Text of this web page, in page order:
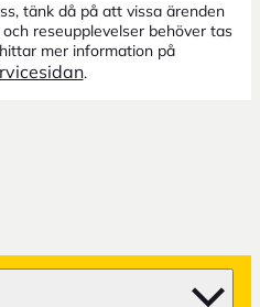
tänk då på att vissa ärenden
reseupplevelser behöver tas
mer information på
.